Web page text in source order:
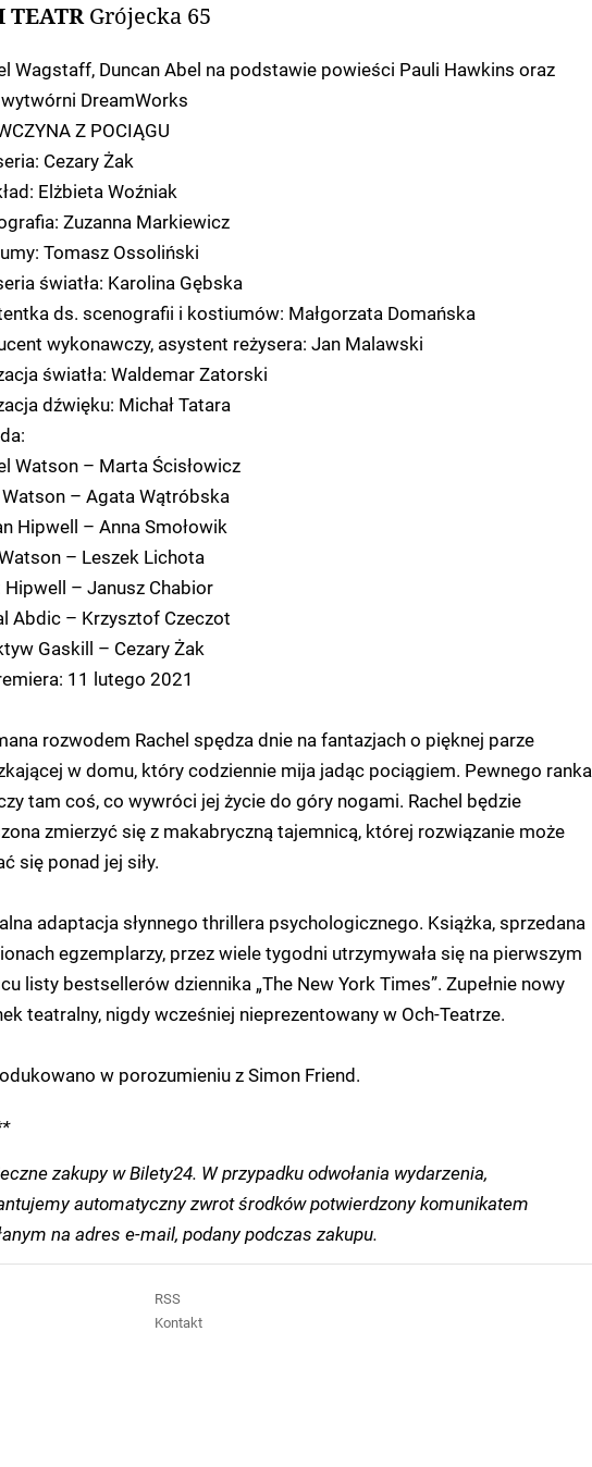
TEATRGrójecka 65
Wagstaff, Duncan Abel na podstawie powieści Pauli Hawkins oraz
DreamWorks
Z POCIĄGU
Cezary Żak
Elżbieta Woźniak
Zuzanna Markiewicz
Tomasz Ossoliński
światła: Karolina Gębska
ds. scenografii i kostiumów: Małgorzata Domańska
wykonawczy, asystent reżysera: Jan Malawski
światła: Waldemar Zatorski
dźwięku: Michał Tatara
Watson – Marta Ścisłowicz
– Agata Wątróbska
Hipwell – Anna Smołowik
– Leszek Lichota
– Janusz Chabior
Abdic – Krzysztof Czeczot
Gaskill – Cezary Żak
11 lutego 2021
rozwodem Rachel spędza dnie na fantazjach o pięknej parze
w domu, który codziennie mija jadąc pociągiem. Pewnego ranka
tam coś, co wywróci jej życie do góry nogami. Rachel będzie
zmierzyć się z makabryczną tajemnicą, której rozwiązanie może
się ponad jej siły.
adaptacja słynnego thrillera psychologicznego. Książka, sprzedana
egzemplarzy, przez wiele tygodni utrzymywała się na pierwszym
listy bestsellerów dziennika „The New York Times”. Zupełnie nowy
teatralny, nigdy wcześniej nieprezentowany w Och-Teatrze.
w porozumieniu z Simon Friend.
zakupy w Bilety24. W przypadku odwołania wydarzenia,
automatyczny zwrot środków potwierdzony komunikatem
na adres e-mail, podany podczas zakupu.
RSS
Kontakt